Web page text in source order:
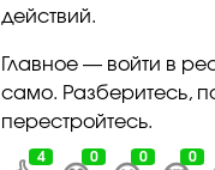
действий.
Главное — войти в
само. Разберитесь,
перестройтесь.
4 0 0 0